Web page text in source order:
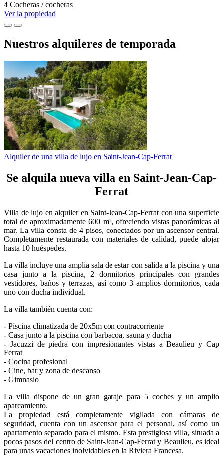
4 Cocheras / cocheras
Ver la propiedad
Nuestros alquileres de temporada
Alquiler de una villa de lujo en Saint-Jean-Cap-Ferrat
Se alquila nueva villa en Saint-Jean-Cap-
Ferrat
Villa de lujo en alquiler en Saint-Jean-Cap-Ferrat con una superficie
total de aproximadamente 600 m², ofreciendo vistas panorámicas al
mar. La villa consta de 4 pisos, conectados por un ascensor central.
Completamente restaurada con materiales de calidad, puede alojar
hasta 10 huéspedes.
La villa incluye una amplia sala de estar con salida a la piscina y una
casa junto a la piscina, 2 dormitorios principales con grandes
vestidores, baños y terrazas, así como 3 amplios dormitorios, cada
uno con ducha individual.
La villa también cuenta con:
- Piscina climatizada de 20x5m con contracorriente
- Casa junto a la piscina con barbacoa, sauna y ducha
- Jacuzzi de piedra con impresionantes vistas a Beaulieu y Cap
Ferrat
- Cocina profesional
- Cine, bar y zona de descanso
- Gimnasio
La villa dispone de un gran garaje para 5 coches y un amplio
aparcamiento.
La propiedad está completamente vigilada con cámaras de
seguridad, cuenta con un ascensor para el personal, así como un
apartamento separado para el mismo. Esta prestigiosa villa, situada a
pocos pasos del centro de Saint-Jean-Cap-Ferrat y Beaulieu, es ideal
para unas vacaciones inolvidables en la Riviera Francesa.